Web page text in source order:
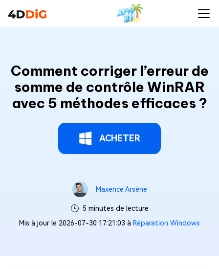
Comment corriger l’erreur de
somme de contrôle WinRAR
avec 5 méthodes efficaces ?
ACHETER
Maxence Arsène
5 minutes de lecture
Mis à jour le 2026-07-30 17:21:03 à Réparation Windows